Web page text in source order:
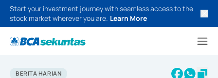
Start your investment journey with seamless access to the
stock market wherever you are. Learn More
BERITA HARIAN